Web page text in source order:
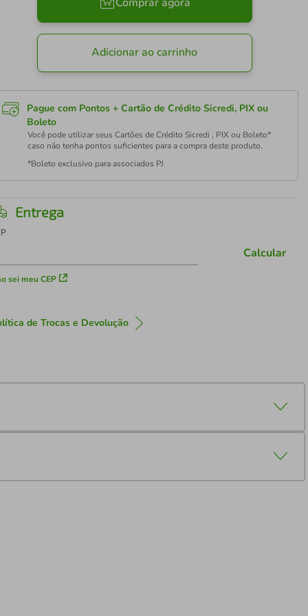
Comprar agora
Adicionar ao carrinho
Pague com Pontos + Cartão de Crédito Sicredi, PIX ou
Boleto
Você pode utilizar seus Cartões de Crédito Sicredi , PIX ou Boleto*
caso não tenha pontos suficientes para a compra deste produto.
*Boleto exclusivo para associados PJ
Entrega
sei meu CEP
Calcular
de Trocas e Devolução